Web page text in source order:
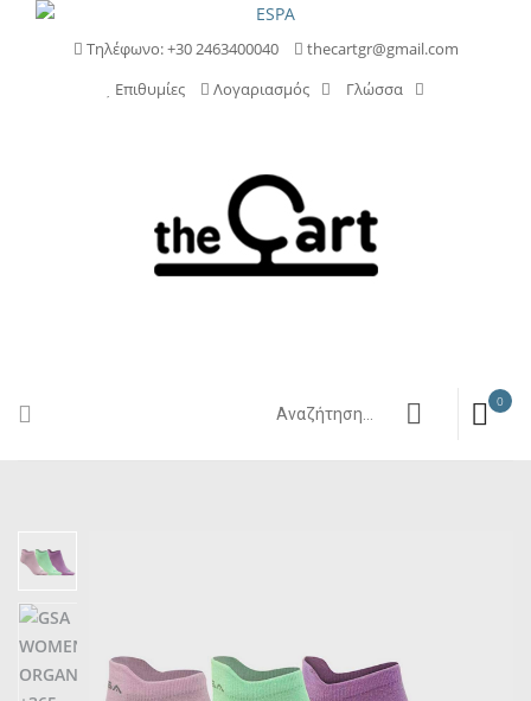
Τηλέφωνο: +30 2463400040
thecartgr@gmail.com
Επιθυμίες
Λογαριασμός Γλώσσα
0